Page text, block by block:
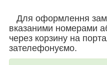
Для оформлення
вказаними номерами
через корзину на
зателефонуємо.